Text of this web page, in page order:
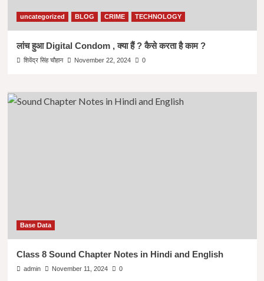
uncategorized BLOG CRIME TECHNOLOGY
लांच हुआ Digital Condom , क्या हैं ? कैसे करता है काम ?
शिवेंद्र सिंह चौहान November 22, 2024 0
Base Data
Class 8 Sound Chapter Notes in Hindi and English
admin November 11, 2024 0